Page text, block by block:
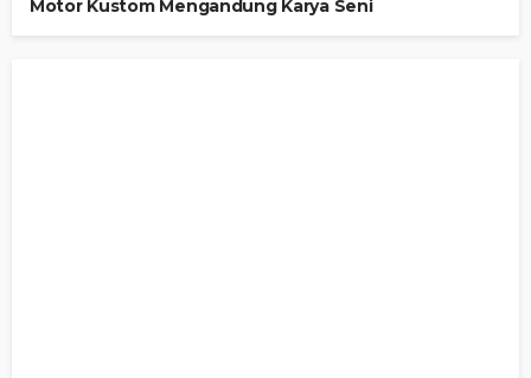
Motor Kustom Mengandung Karya Seni